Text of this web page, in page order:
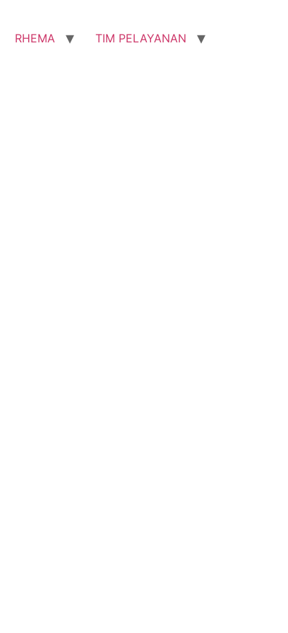
RHEMA TIM PELAYANAN